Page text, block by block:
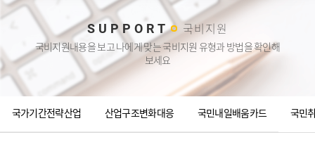
SUPPORT 국비지원
국비지원내용을 보고 나에게 맞는 국비지원 유형과 방법을 확인해
보세요
국가기간전략산업 산업구조변화대응 국민내일배움카드 국민